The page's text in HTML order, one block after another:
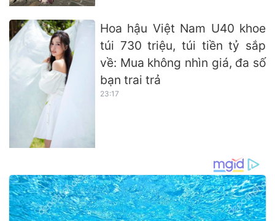
Hoa hậu Việt Nam U40 khoe
túi 730 triệu, túi tiền tỷ sắp
về: Mua không nhìn giá, đa số
bạn trai trả
23:17